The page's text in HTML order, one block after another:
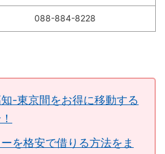
088-884-8228
-東京間をお得に移動する
を格安で借りる方法をま